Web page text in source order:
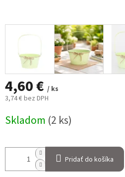
4,60 € / ks
3,74 € bez DPH
cena:
Skladom (2 ks)
Pridať do košíka